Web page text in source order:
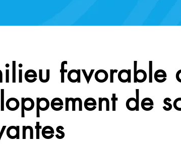
favorable
de